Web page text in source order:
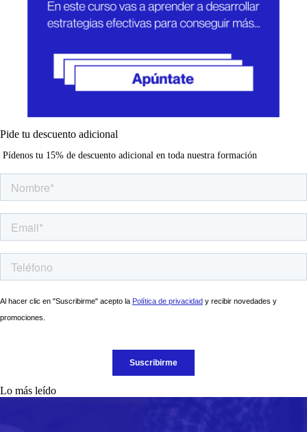
Pide tu descuento adicional
Pídenos tu 15% de descuento adicional en toda nuestra formación
Lo más leído